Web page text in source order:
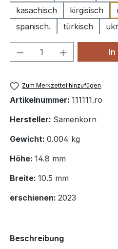
kasachisch
kirgisisch
spanisch.
türkisch
Produkt Anzahl: In
Zum Merkzettel hinzufügen
Artikelnummer: 111111.ro
Hersteller: Samenkorn
Gewicht: 0.004 kg
Höhe: 14.8 mm
Breite: 10.5 mm
erschienen: 2023
Beschreibung